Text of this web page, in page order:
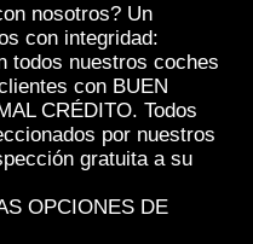
nosotros? Un
con integridad:
todos nuestros coches
con BUEN
CRÉDITO. Todos
por nuestros
gratuita a su
OPCIONES DE